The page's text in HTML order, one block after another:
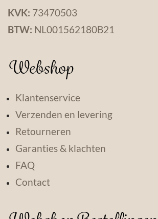
KVK: 73470503
BTW: NL001562180B21
Webshop
Klantenservice
Verzenden en levering
Retourneren
Garanties & klachten
FAQ
Contact